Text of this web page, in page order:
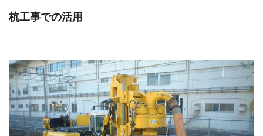
杭工事での活用